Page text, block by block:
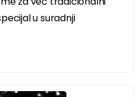
u suradnji